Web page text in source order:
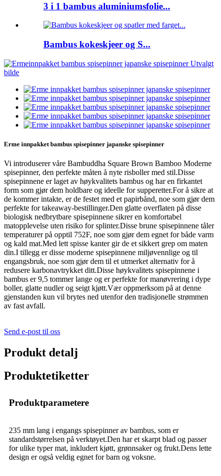
3 i 1 bambus aluminiumsfolie...
Bambus kokeskjeer og S...
Erme innpakket bambus spisepinner japanske spisepinner
Vi introduserer våre Bambuddha Square Brown Bamboo Moderne
spisepinner, den perfekte måten å nyte risboller med stil.Disse
spisepinnene er laget av høykvalitets bambus og har en firkantet
form som gjør dem holdbare og ideelle for supperetter.For å sikre at
de kommer intakte, er de festet med et papirbånd, noe som gjør dem
perfekte for takeaway-bestillinger.Den glatte overflaten på disse
biologisk nedbrytbare spisepinnene sikrer en komfortabel
matopplevelse uten risiko for splinter.Disse brune spisepinnene tåler
temperaturer på opptil 752F, noe som gjør dem egnet for både varm
og kald mat.Med lett spisse kanter gir de et sikkert grep om maten
din.I tillegg er disse moderne spisepinnene miljøvennlige og til
engangsbruk, noe som gjør dem til et utmerket alternativ for å
redusere karbonavtrykket ditt.Disse høykvalitets spisepinnene i
bambus er 9,5 tommer lange og er perfekte for manøvrering i dype
boller, glatte nudler og seigt kjøtt.Vær oppmerksom på at denne
gjenstanden kun vil brytes ned utenfor den tradisjonelle strømmen
av fast avfall.
Send e-post til oss
Produkt detalj
Produktetiketter
Produktparametere
235 mm lang i engangs spisepinner av bambus, som er
standardstørrelsen på verktøyet.Den har et skarpt blad og passer
for ulike typer mat, inkludert kjøtt, grønnsaker og frukt.Dens lette
design er også veldig egnet for barn og voksne.